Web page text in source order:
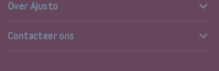
Over Ajusto
Contacteer ons